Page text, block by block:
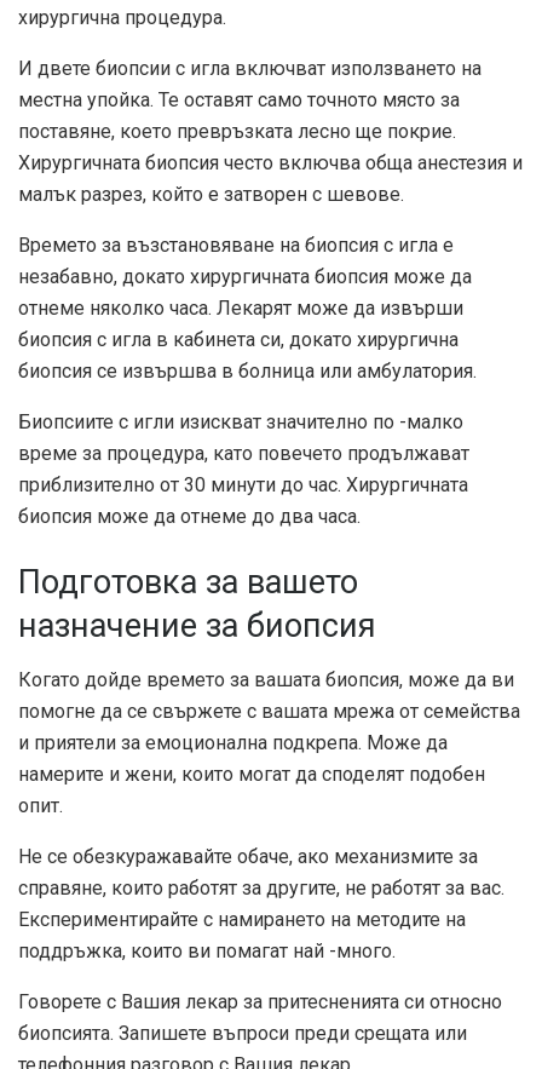
хирургична процедура.
И двете биопсии с игла включват използването на
местна упойка. Те оставят само точното място за
поставяне, което превръзката лесно ще покрие.
Хирургичната биопсия често включва обща анестезия и
малък разрез, който е затворен с шевове.
Времето за възстановяване на биопсия с игла е
незабавно, докато хирургичната биопсия може да
отнеме няколко часа. Лекарят може да извърши
биопсия с игла в кабинета си, докато хирургична
биопсия се извършва в болница или амбулатория.
Биопсиите с игли изискват значително по -малко
време за процедура, като повечето продължават
приблизително от 30 минути до час. Хирургичната
биопсия може да отнеме до два часа.
Подготовка за вашето
назначение за биопсия
Когато дойде времето за вашата биопсия, може да ви
помогне да се свържете с вашата мрежа от семейства
и приятели за емоционална подкрепа. Може да
намерите и жени, които могат да споделят подобен
опит.
Не се обезкуражавайте обаче, ако механизмите за
справяне, които работят за другите, не работят за вас.
Експериментирайте с намирането на методите на
поддръжка, които ви помагат най -много.
Говорете с Вашия лекар за притесненията си относно
биопсията. Запишете въпроси преди срещата или
телефонния разговор с Вашия лекар.